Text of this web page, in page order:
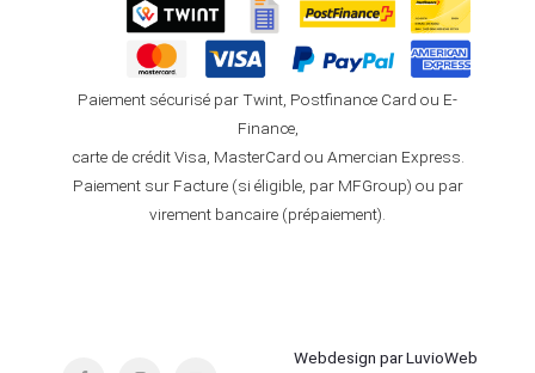
Paiement sécurisé par Twint, Postfinance Card ou E-
Finance,
carte de crédit Visa, MasterCard ou Amercian Express.
Paiement sur Facture (si éligible, par MFGroup) ou par
virement bancaire (prépaiement).
Webdesign par LuvioWeb